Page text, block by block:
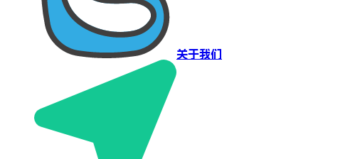
关于我们